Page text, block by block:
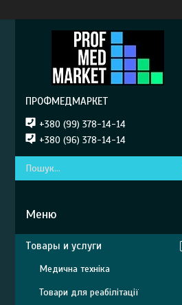
ПРОФМЕДМАРКЕТ
+380 (99) 378-14-14
+380 (96) 378-14-14
Товары и услуги
Медична техніка
Товари для реабілітації